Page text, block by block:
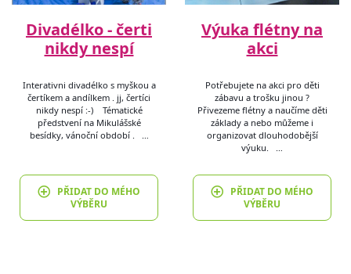
Divadélko - čerti
nikdy nespí
Interativni divadélko s myškou a
čertíkem a andílkem . jj, čertíci
nikdy nespí :-) Tématické
předstvení na Mikulášské
besídky, vánoční období . …
PŘIDAT DO MÉHO
VÝBĚRU
Výuka flétny na
akci
Potřebujete na akci pro děti
zábavu a trošku jinou ?
Přivezeme flétny a naučíme děti
základy a nebo můžeme i
organizovat dlouhodobější
výuku. …
PŘIDAT DO MÉHO
VÝBĚRU